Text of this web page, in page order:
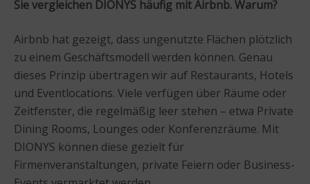
Sie vergleichen DIONYS häufig mit Airbnb. Warum?
Airbnb hat gezeigt, dass ungenutzte Flächen plötzlich
zu einem Geschäftsmodell werden können. Genau
dieses Prinzip übertragen wir auf Restaurants, Hotels
und Eventlocations. Viele verfügen über Räume oder
Zeitfenster, die regelmäßig leer stehen – etwa Private
Dining Rooms, Lounges oder Konferenzräume. Mit
DIONYS können diese gezielt für
Firmenveranstaltungen, private Feiern oder Business-